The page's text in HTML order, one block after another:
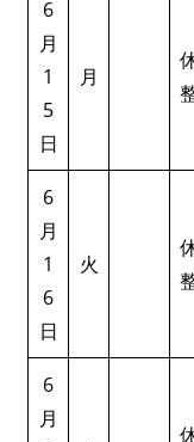
6
月
1
5
日
月
6
月
1
6
日
火
6
月